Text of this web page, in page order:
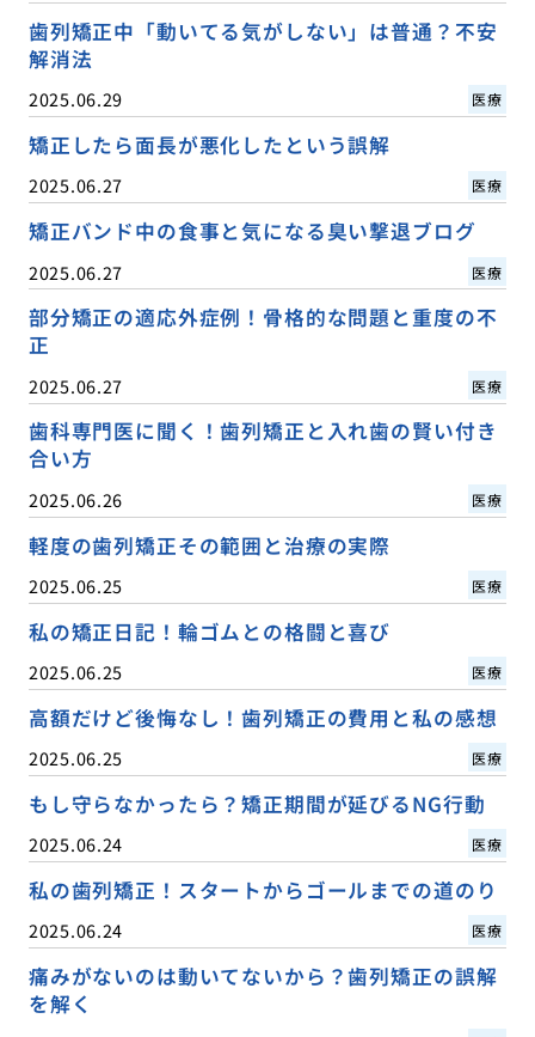
歯列矯正中「動いてる気がしない」は普通？不安
解消法
2025.06.29 医療
矯正したら面長が悪化したという誤解
2025.06.27 医療
矯正バンド中の食事と気になる臭い撃退ブログ
2025.06.27 医療
部分矯正の適応外症例！骨格的な問題と重度の不
正
2025.06.27 医療
歯科専門医に聞く！歯列矯正と入れ歯の賢い付き
合い方
2025.06.26 医療
軽度の歯列矯正その範囲と治療の実際
2025.06.25 医療
私の矯正日記！輪ゴムとの格闘と喜び
2025.06.25 医療
高額だけど後悔なし！歯列矯正の費用と私の感想
2025.06.25 医療
もし守らなかったら？矯正期間が延びるNG行動
2025.06.24 医療
私の歯列矯正！スタートからゴールまでの道のり
2025.06.24 医療
痛みがないのは動いてないから？歯列矯正の誤解
を解く